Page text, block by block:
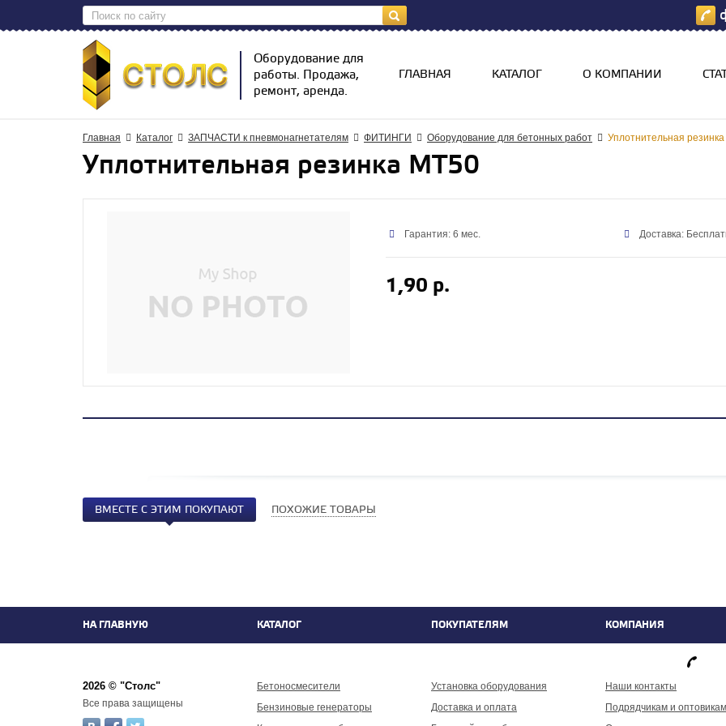
Оборудование для
работы. Продажа,
ремонт, аренда.
ГЛАВНАЯ КАТАЛОГ О КОМПАНИИ
Главная Каталог ЗАПЧАСТИ к пневмонагнетателям ФИТИНГИ Оборудование для бетонных работ Уплотнительная
Уплотнительная резинка МТ50
Гарантия: 6 мес. Доставка:
1,90 р.
ВМЕСТЕ С ЭТИМ ПОКУПАЮТ ПОХОЖИЕ ТОВАРЫ
НА ГЛАВНУЮ КАТАЛОГ ПОКУПАТЕЛЯМ КОМПАНИЯ
2026 © "Столс"
Все права защищены
Бетоносмесители
Бензиновые генераторы
Установка оборудования
Доставка и оплата
Наши контакты
Подрядчикам и оптовикам